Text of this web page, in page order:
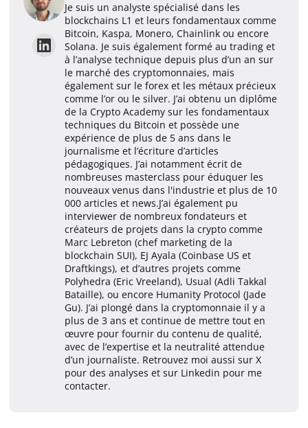
Je suis un analyste spécialisé dans les
blockchains L1 et leurs fondamentaux comme
Bitcoin, Kaspa, Monero, Chainlink ou encore
Solana. Je suis également formé au trading et
à l’analyse technique depuis plus d’un an sur
le marché des cryptomonnaies, mais
également sur le forex et les métaux précieux
comme l’or ou le silver. J’ai obtenu un diplôme
de la Crypto Academy sur les fondamentaux
techniques du Bitcoin et possède une
expérience de plus de 5 ans dans le
journalisme et l’écriture d’articles
pédagogiques. J’ai notamment écrit de
nombreuses masterclass pour éduquer les
nouveaux venus dans l'industrie et plus de 10
000 articles et news.J’ai également pu
interviewer de nombreux fondateurs et
créateurs de projets dans la crypto comme
Marc Lebreton (chef marketing de la
blockchain SUI), EJ Ayala (Coinbase US et
Draftkings), et d’autres projets comme
Polyhedra (Eric Vreeland), Usual (Adli Takkal
Bataille), ou encore Humanity Protocol (Jade
Gu). J’ai plongé dans la cryptomonnaie il y a
plus de 3 ans et continue de mettre tout en
œuvre pour fournir du contenu de qualité,
avec de l’expertise et la neutralité attendue
d’un journaliste. Retrouvez moi aussi sur X
pour des analyses et sur Linkedin pour me
contacter.